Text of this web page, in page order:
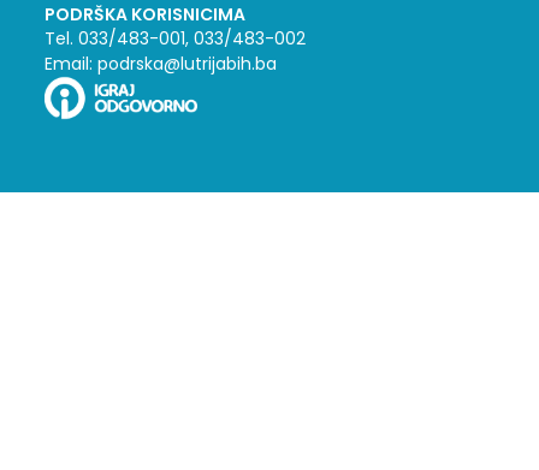
PODRŠKA KORISNICIMA
Tel. 033/483-001, 033/483-002
Email: podrska@lutrijabih.ba